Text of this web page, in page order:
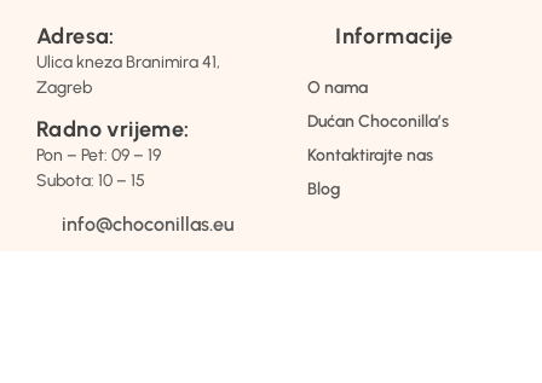
Adresa:
Ulica kneza Branimira 41,
Zagreb
Radno vrijeme:
Pon – Pet: 09 – 19
Subota: 10 – 15
info@choconillas.eu
Informacije
O nama
Dućan Choconilla’s
Kontaktirajte nas
Blog